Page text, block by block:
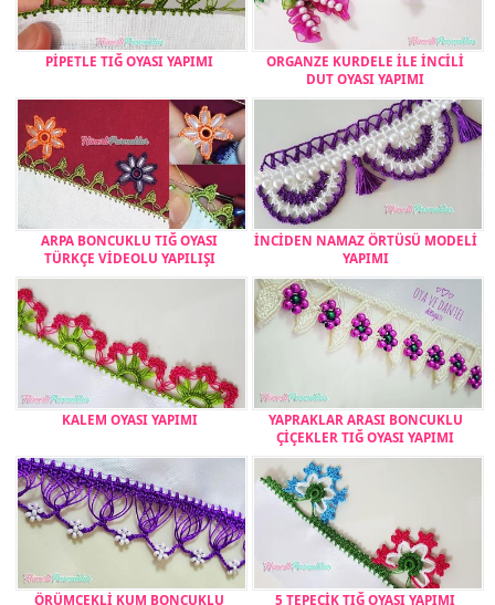
PİPETLE TIĞ OYASI YAPIMI
ORGANZE KURDELE İLE İNCİLİ
DUT OYASI YAPIMI
ARPA BONCUKLU TIĞ OYASI
TÜRKÇE VİDEOLU YAPILIŞI
İNCİDEN NAMAZ ÖRTÜSÜ MODELİ
YAPIMI
KALEM OYASI YAPIMI
YAPRAKLAR ARASI BONCUKLU
ÇİÇEKLER TIĞ OYASI YAPIMI
ÖRÜMCEKLİ KUM BONCUKLU
5 TEPECİK TIĞ OYASI YAPIMI